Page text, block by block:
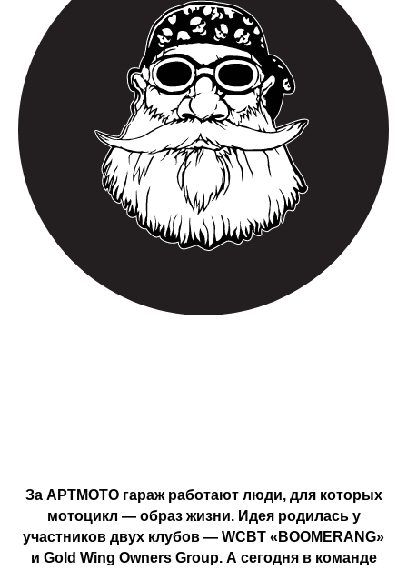
За АРТМОТО гараж работают люди, для которых
мотоцикл — образ жизни. Идея родилась у
участников двух клубов — WCBT «BOOMERANG»
и Gold Wing Owners Group. А сегодня в команде